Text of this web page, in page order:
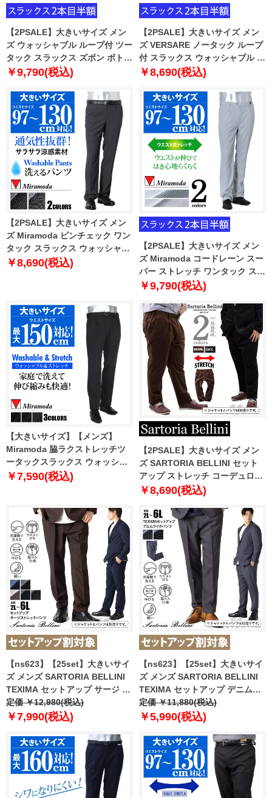
【2PSALE】大きいサイズ メン
ズ ウォッシャブル ループ付 ツー
タック スラックス ズボン ボトム
ス ビジネスパンツ 3614
￥9,790(税込)
【2PSALE】大きいサイズ メン
ズ VERSARE ノータック ループ
付 スラックス ウォッシャブル ヒ
ザ当て付き 3617
￥8,690(税込)
【2PSALE】大きいサイズ メン
ズ Miramoda ピンチェック ワン
タック スラックス ウォッシャブ
ル 3787
￥8,690(税込)
【2PSALE】大きいサイズ メン
ズ Miramoda コードレーン スー
パー ストレッチ ワンタック スラ
ックス ズボン ボトムス ビジネス
￥9,790(税込)
【大きいサイズ】【メンズ】
Miramoda 脇ラクストレッチツ
ータックスラックス ウォッシャ
ブル 日本製生地使用 3923
￥7,590(税込)
【2PSALE】大きいサイズ メン
ズ SARTORIA BELLINI セット
アップ ストレッチ コーデュロイ
パンツ 522001
￥8,690(税込)
【ns623】【25set】大きいサイ
ズ メンズ SARTORIA BELLINI
TEXIMA セットアップ サージ ス
トレッチ パンツ 軽量 ウォッシャ
ブル スマリラ 52870b-pt
定価 ￥12,980(税込)
￥7,990(税込)
【ns623】【25set】大きいサイ
ズ メンズ SARTORIA BELLINI
TEXIMA セットアップ デニムラ
イク ストレッチ パンツ 軽量 ウ
ォッシャブル スマリラ 52871b-
定価 ￥11,880(税込)
￥5,990(税込)